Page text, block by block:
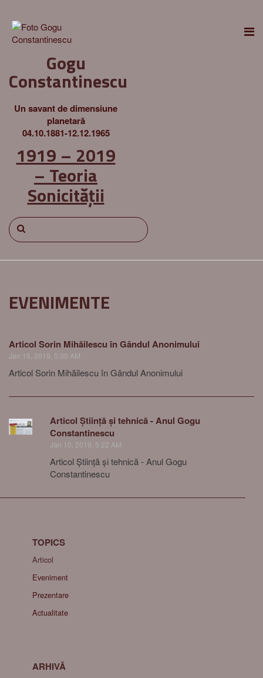
Gogu
Constantinescu
Un savant de dimensiune
planetară
04.10.1881-12.12.1965
1919 – 2019
– Teoria
Sonicității
EVENIMENTE
Articol Sorin Mihăilescu în Gândul Anonimului
Jan 15, 2019, 5:30 AM
Articol Sorin Mihăilescu în Gândul Anonimului
Articol Știință și tehnică - Anul Gogu
Constantinescu
Jan 10, 2019, 5:22 AM
Articol Știință și tehnică - Anul Gogu
Constantinescu
TOPICS
Articol
Eveniment
Prezentare
Actualitate
ARHIVĂ